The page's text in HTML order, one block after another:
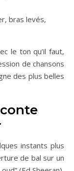
bras levés,
le ton qu’il faut,
de chansons
des plus belles
instants plus
de bal sur un